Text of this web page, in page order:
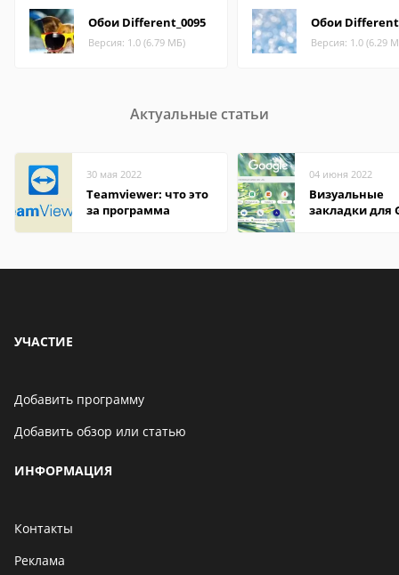
Обои Different_0095
Версия: 1.0 (6.79 МБ)
Обои
Версия: 1.0 (6.29
Актуальные статьи
30 мая 2022
Teamviewer: что это
за программа
04 июня 2022
Визуальные
закладки для
УЧАСТИЕ
Добавить программу
Добавить обзор или статью
ИНФОРМАЦИЯ
Контакты
Реклама